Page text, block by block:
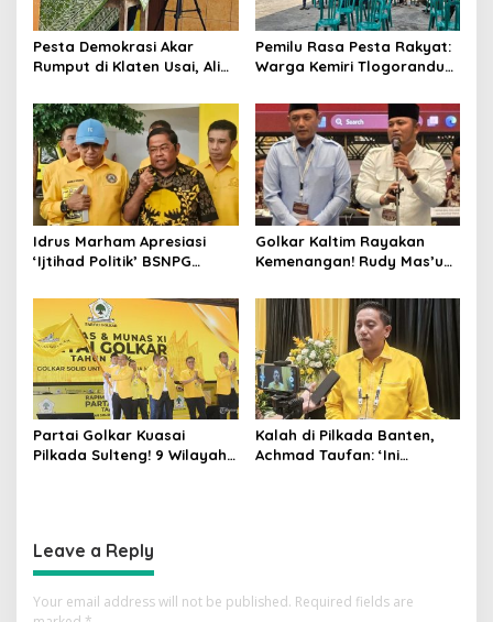
Pesta Demokrasi Akar
Rumput di Klaten Usai, Alim
Kursi Ketua RW 04 Kemiri
Pemilu Rasa Pesta Rakyat:
Warga Kemiri Tlogorandu
Demokratis, Rebutan Door
Prize Menarik!
Idrus Marham Apresiasi
‘Ijtihad Politik’ BSNPG
Agar Rakyat Jadi Aktor
Utama di Pemilu!
Golkar Kaltim Rayakan
Kemenangan! Rudy Mas’ud-
MK Tegaskan Hasil Pilgub
Partai Golkar Kuasai
Pilkada Sulteng! 9 Wilayah
Kalah di Pilkada Banten,
Achmad Taufan: ‘Ini
Leave a Reply
Your email address will not be published. Required fields are